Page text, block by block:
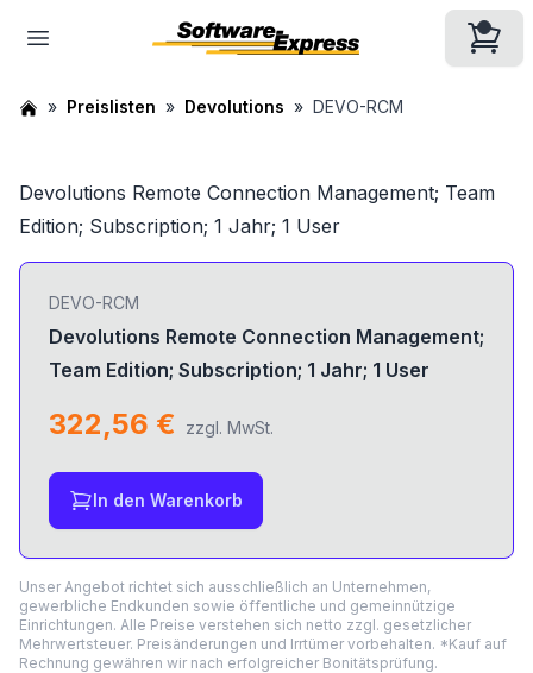
Preislisten Devolutions DEVO-RCM
Devolutions Remote Connection Management; Team
Edition; Subscription; 1 Jahr; 1 User
DEVO-RCM
Devolutions Remote Connection Management;
Team Edition; Subscription; 1 Jahr; 1 User
322,56 € zzgl. MwSt.
In den Warenkorb
Unser Angebot richtet sich ausschließlich an Unternehmen,
gewerbliche Endkunden sowie öffentliche und gemeinnützige
Einrichtungen. Alle Preise verstehen sich netto zzgl. gesetzlicher
Mehrwertsteuer. Preisänderungen und Irrtümer vorbehalten. *Kauf auf
Rechnung gewähren wir nach erfolgreicher Bonitätsprüfung.